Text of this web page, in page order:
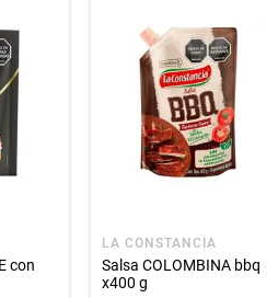
con
LA CONSTANCIA
Salsa COLOMBINA bbq
x400 g